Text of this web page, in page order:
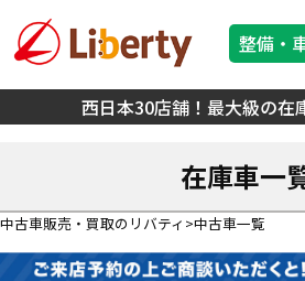
西日本30店舗！最大級の在
整備・
在庫車一
中古車販売・買取のリバティ 中古車一覧